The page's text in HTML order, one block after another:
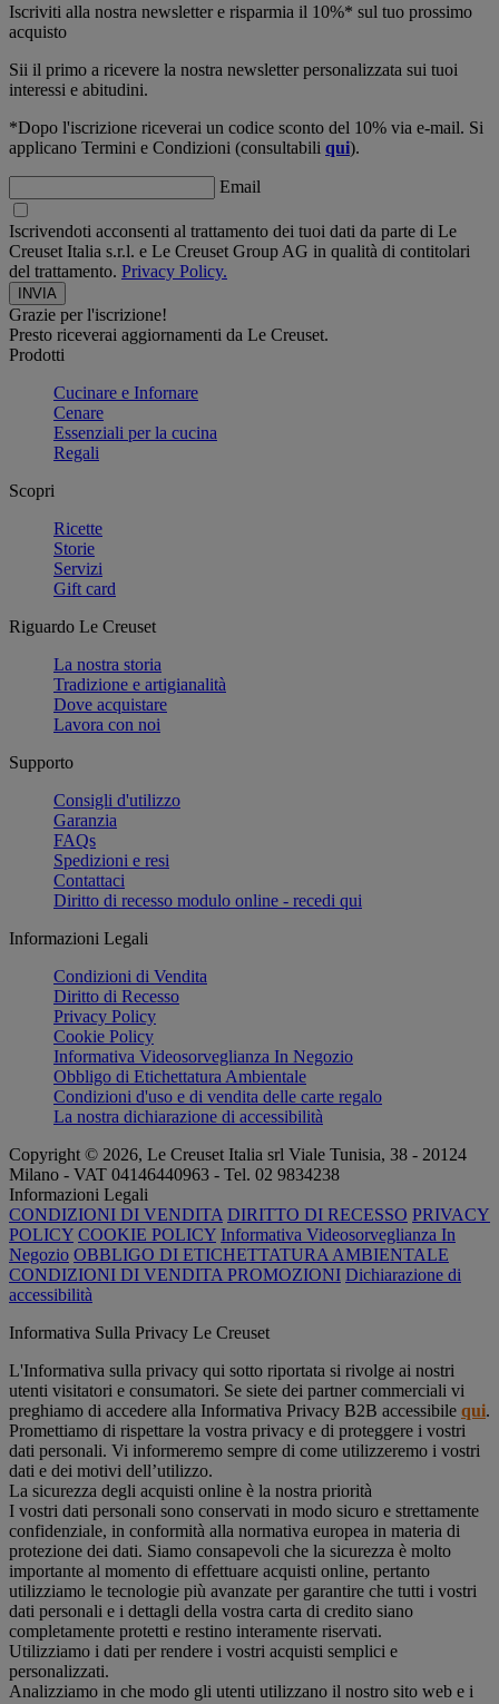
Iscriviti alla nostra newsletter e risparmia il 10%* sul tuo prossimo
acquisto
Sii il primo a ricevere la nostra newsletter personalizzata sui tuoi
interessi e abitudini.
*Dopo l'iscrizione riceverai un codice sconto del 10% via e-mail. Si
applicano Termini e Condizioni (consultabili qui).
Email
Iscrivendoti acconsenti al trattamento dei tuoi dati da parte di Le
Creuset Italia s.r.l. e Le Creuset Group AG in qualità di contitolari
del trattamento. Privacy Policy.
Grazie per l'iscrizione!
Presto riceverai aggiornamenti da Le Creuset.
Prodotti
Cucinare e Infornare
Cenare
Essenziali per la cucina
Regali
Scopri
Ricette
Storie
Servizi
Gift card
Riguardo Le Creuset
La nostra storia
Tradizione e artigianalità
Dove acquistare
Lavora con noi
Supporto
Consigli d'utilizzo
Garanzia
FAQs
Spedizioni e resi
Contattaci
Diritto di recesso modulo online - recedi qui
Informazioni Legali
Condizioni di Vendita
Diritto di Recesso
Privacy Policy
Cookie Policy
Informativa Videosorveglianza In Negozio
Obbligo di Etichettatura Ambientale
Condizioni d'uso e di vendita delle carte regalo
La nostra dichiarazione di accessibilità
Copyright © 2026, Le Creuset Italia srl ​​Viale Tunisia, 38 - 20124
Milano - VAT 04146440963 - Tel. 02 9834238
Informazioni Legali
CONDIZIONI DI VENDITA DIRITTO DI RECESSO PRIVACY
POLICY COOKIE POLICY Informativa Videosorveglianza In
Negozio OBBLIGO DI ETICHETTATURA AMBIENTALE
CONDIZIONI DI VENDITA PROMOZIONI Dichiarazione di
accessibilità
Informativa Sulla Privacy Le Creuset
L'Informativa sulla privacy qui sotto riportata si rivolge ai nostri
utenti visitatori e consumatori. Se siete dei partner commerciali vi
preghiamo di accedere alla Informativa Privacy B2B accessibile qui.
Promettiamo di rispettare la vostra privacy e di proteggere i vostri
dati personali. Vi informeremo sempre di come utilizzeremo i vostri
dati e dei motivi dell’utilizzo.
La sicurezza degli acquisti online è la nostra priorità
I vostri dati personali sono conservati in modo sicuro e strettamente
confidenziale, in conformità alla normativa europea in materia di
protezione dei dati. Siamo consapevoli che la sicurezza è molto
importante al momento di effettuare acquisti online, pertanto
utilizziamo le tecnologie più avanzate per garantire che tutti i vostri
dati personali e i dettagli della vostra carta di credito siano
completamente protetti e restino interamente riservati.
Utilizziamo i dati per rendere i vostri acquisti semplici e
personalizzati.
Analizziamo in che modo gli utenti utilizzano il nostro sito web e i